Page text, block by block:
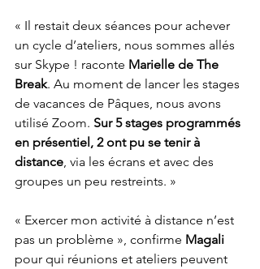
« Il restait deux séances pour achever
un cycle d’ateliers, nous sommes allés
sur Skype ! raconte Marielle de The
Break. Au moment de lancer les stages
de vacances de Pâques, nous avons
utilisé Zoom. Sur 5 stages programmés
en présentiel, 2 ont pu se tenir à
distance, via les écrans et avec des
groupes un peu restreints. »
« Exercer mon activité à distance n’est
pas un problème », confirme Magali
pour qui réunions et ateliers peuvent